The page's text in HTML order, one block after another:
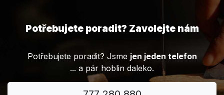
Potřebujete poradit? Zavolejte nám
Potřebujete poradit? Jsme jen jeden telefon
... a pár hoblin daleko.